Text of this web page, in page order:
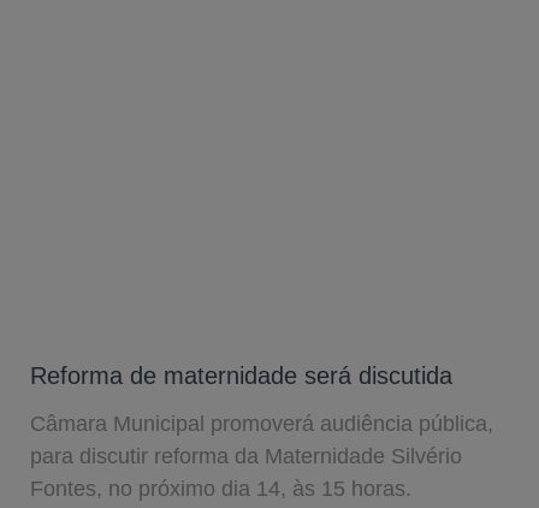
Reforma de maternidade será discutida
Câmara Municipal promoverá audiência pública,
para discutir reforma da Maternidade Silvério
Fontes, no próximo dia 14, às 15 horas.